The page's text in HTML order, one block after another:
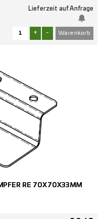
Lieferzeit auf Anfrage
+ -
RE 70X70X33MM